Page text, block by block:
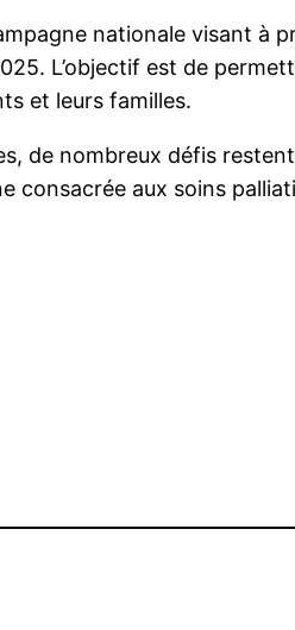
nationale visant
L’objectif est de
et leurs familles.
de nombreux défis
consacrée aux soins